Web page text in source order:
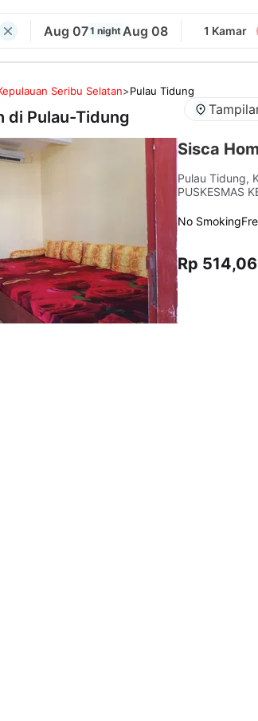
Aug 071 night Aug 08 1 Kamar
Seribu Selatan>Pulau Tidung
di Pulau-Tidung
Sisca
Pulau Tidung,
PUSKESMAS
No Smoking
Rp